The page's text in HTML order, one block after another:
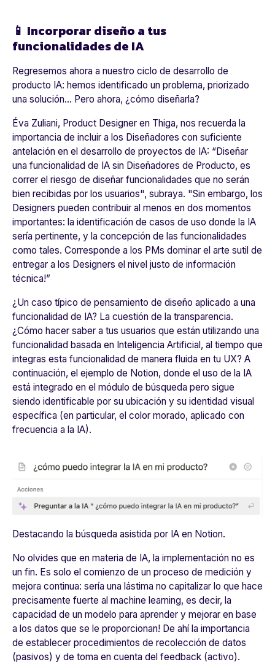
📱 Incorporar diseño a tus
funcionalidades de IA
Regresemos ahora a nuestro ciclo de desarrollo de
producto IA: hemos identificado un problema, priorizado
una solución… Pero ahora, ¿cómo diseñarla?
Éva Zuliani, Product Designer en Thiga, nos recuerda la
importancia de incluir a los Diseñadores con suficiente
antelación en el desarrollo de proyectos de IA: “Diseñar
una funcionalidad de IA sin Diseñadores de Producto, es
correr el riesgo de diseñar funcionalidades que no serán
bien recibidas por los usuarios", subraya. "Sin embargo, los
Designers pueden contribuir al menos en dos momentos
importantes: la identificación de casos de uso donde la IA
sería pertinente, y la concepción de las funcionalidades
como tales. Corresponde a los PMs dominar el arte sutil de
entregar a los Designers el nivel justo de información
técnica!”
¿Un caso típico de pensamiento de diseño aplicado a una
funcionalidad de IA? La cuestión de la transparencia.
¿Cómo hacer saber a tus usuarios que están utilizando una
funcionalidad basada en Inteligencia Artificial, al tiempo que
integras esta funcionalidad de manera fluida en tu UX? A
continuación, el ejemplo de Notion, donde el uso de la IA
está integrado en el módulo de búsqueda pero sigue
siendo identificable por su ubicación y su identidad visual
específica (en particular, el color morado, aplicado con
frecuencia a la IA).
Destacando la búsqueda asistida por IA en Notion.
No olvides que en materia de IA, la implementación no es
un fin. Es solo el comienzo de un proceso de medición y
mejora continua: sería una lástima no capitalizar lo que hace
precisamente fuerte al machine learning, es decir, la
capacidad de un modelo para aprender y mejorar en base
a los datos que se le proporcionan! De ahí la importancia
de establecer procedimientos de recolección de datos
(pasivos) y de toma en cuenta del feedback (activo).